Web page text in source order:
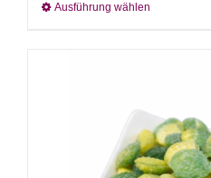
Ausführung wählen
auf.